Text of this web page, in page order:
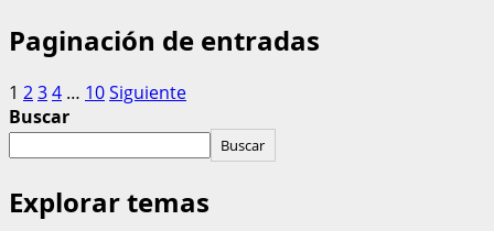
Paginación de entradas
1 234 … 10Siguiente
Buscar
Buscar
Explorar temas